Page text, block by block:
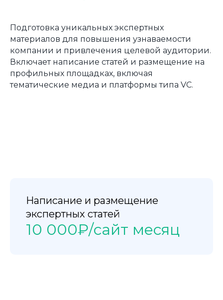
Подготовка уникальных экспертных
материалов для повышения узнаваемости
компании и привлечения целевой аудитории.
Включает написание статей и размещение на
профильных площадках, включая
тематические медиа и платформы типа VC.
Написание и размещение
экспертных статей
10 000₽/сайт месяц
Политика
конфиденциальности
8 800 350 79 69
Контекстная реклама
Поисковая оптимизация
Таргетированная реклама
Создание сайтов
Продвижение маркетплейсы